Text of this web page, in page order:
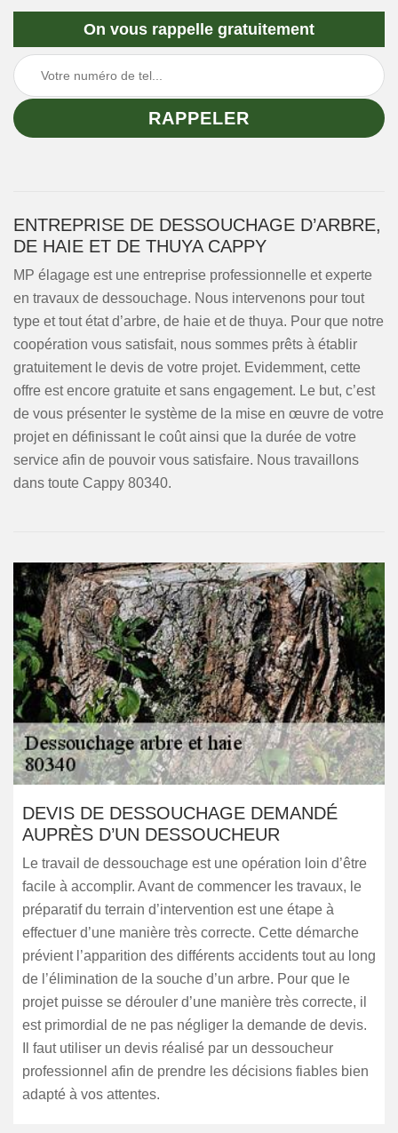
On vous rappelle gratuitement
ENTREPRISE DE DESSOUCHAGE D’ARBRE,
DE HAIE ET DE THUYA CAPPY
MP élagage est une entreprise professionnelle et experte
en travaux de dessouchage. Nous intervenons pour tout
type et tout état d’arbre, de haie et de thuya. Pour que notre
coopération vous satisfait, nous sommes prêts à établir
gratuitement le devis de votre projet. Evidemment, cette
offre est encore gratuite et sans engagement. Le but, c’est
de vous présenter le système de la mise en œuvre de votre
projet en définissant le coût ainsi que la durée de votre
service afin de pouvoir vous satisfaire. Nous travaillons
dans toute Cappy 80340.
DEVIS DE DESSOUCHAGE DEMANDÉ
AUPRÈS D’UN DESSOUCHEUR
Le travail de dessouchage est une opération loin d’être
facile à accomplir. Avant de commencer les travaux, le
préparatif du terrain d’intervention est une étape à
effectuer d’une manière très correcte. Cette démarche
prévient l’apparition des différents accidents tout au long
de l’élimination de la souche d’un arbre. Pour que le
projet puisse se dérouler d’une manière très correcte, il
est primordial de ne pas négliger la demande de devis.
Il faut utiliser un devis réalisé par un dessoucheur
professionnel afin de prendre les décisions fiables bien
adapté à vos attentes.